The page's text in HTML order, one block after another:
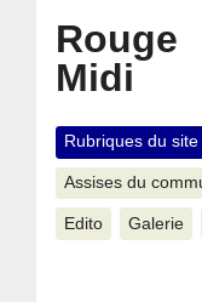
Rouge
Midi
Rubriques du site
Assises du
Edito Galerie